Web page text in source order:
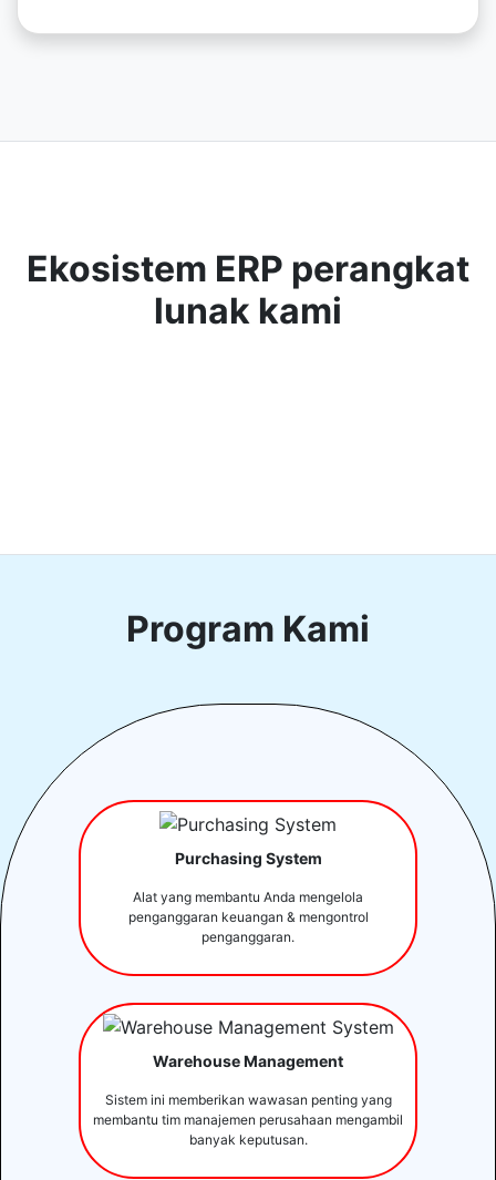
Ekosistem ERP perangkat
lunak kami
Program Kami
Purchasing System
Alat yang membantu Anda mengelola
penganggaran keuangan & mengontrol
penganggaran.
Warehouse Management
Sistem ini memberikan wawasan penting yang
membantu tim manajemen perusahaan mengambil
banyak keputusan.